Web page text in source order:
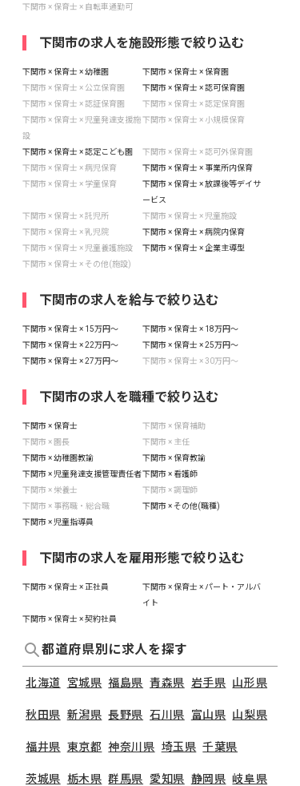
下関市 × 保育士 × 自転車通勤可
下関市の求人を施設形態で絞り込む
下関市 × 保育士 × 幼稚園
下関市 × 保育士 × 保育園
下関市 × 保育士 × 公立保育園
下関市 × 保育士 × 認可保育園
下関市 × 保育士 × 認証保育園
下関市 × 保育士 × 認定保育園
下関市 × 保育士 × 児童発達支援施
設
下関市 × 保育士 × 小規模保育
下関市 × 保育士 × 認定こども園
下関市 × 保育士 × 認可外保育園
下関市 × 保育士 × 病児保育
下関市 × 保育士 × 事業所内保育
下関市 × 保育士 × 学童保育
下関市 × 保育士 × 放課後等デイサ
ービス
下関市 × 保育士 × 託児所
下関市 × 保育士 × 児童施設
下関市 × 保育士 × 乳児院
下関市 × 保育士 × 病院内保育
下関市 × 保育士 × 児童養護施設
下関市 × 保育士 × 企業主導型
下関市 × 保育士 × その他(施設)
下関市の求人を給与で絞り込む
下関市 × 保育士 × 15万円〜
下関市 × 保育士 × 18万円〜
下関市 × 保育士 × 22万円〜
下関市 × 保育士 × 25万円〜
下関市 × 保育士 × 27万円〜
下関市 × 保育士 × 30万円〜
下関市の求人を職種で絞り込む
下関市 × 保育士
下関市 × 保育補助
下関市 × 園長
下関市 × 主任
下関市 × 幼稚園教諭
下関市 × 保育教諭
下関市 × 児童発達支援管理責任者下関市 × 看護師
下関市 × 栄養士
下関市 × 調理師
下関市 × 事務職・総合職
下関市 × その他(職種)
下関市 × 児童指導員
下関市の求人を雇用形態で絞り込む
下関市 × 保育士 × 正社員
下関市 × 保育士 × パート・アルバ
イト
下関市 × 保育士 × 契約社員
都道府県別に求人を探す
北海道 宮城県 福島県 青森県 岩手県 山形県
秋田県 新潟県 長野県 石川県 富山県 山梨県
福井県 東京都 神奈川県 埼玉県 千葉県
茨城県 栃木県 群馬県 愛知県 静岡県 岐阜県